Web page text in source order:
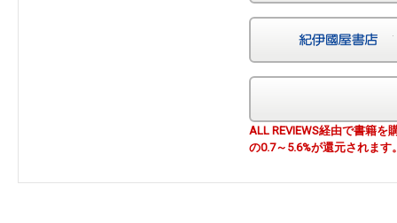
ALL REVIEWS経由で書籍
の0.7～5.6%が還元されます